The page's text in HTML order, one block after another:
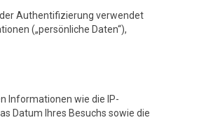
Authentifizierung verwendet
(„persönliche Daten“),
Informationen wie die IP-
Datum Ihres Besuchs sowie die